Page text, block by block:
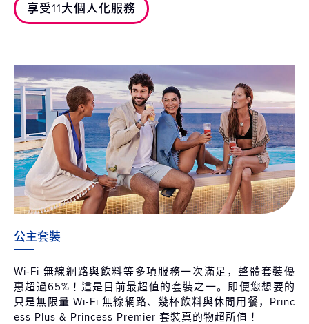
享受11大個人化服務
公主套裝
Wi-Fi 無線網路與飲料等多項服務一次滿足，整體套裝優
惠超過65%！這是目前最超值的套裝之一。即便您想要的
只是無限量 Wi-Fi 無線網路、幾杯飲料與休閒用餐，Princ
ess Plus & Princess Premier 套裝真的物超所值！